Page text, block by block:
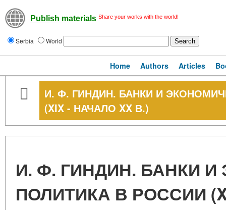
Publish materials Share your works with the world!
Serbia World
Home Authors Articles
И. Ф. ГИНДИН. БАНКИ И
(XIX - НАЧАЛО XX В.)
И. Ф. ГИНДИН. БАНКИ
ПОЛИТИКА В РОССИИ